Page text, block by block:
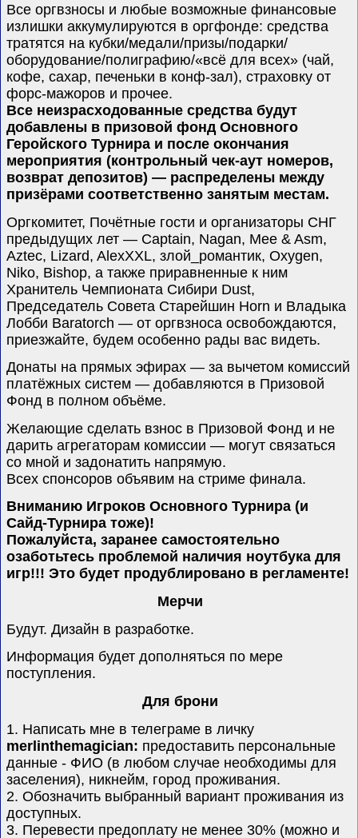
Все оргвзносы и любые возможные финансовые
излишки аккумулируются в оргфонде: средства
тратятся на кубки/медали/призы/подарки/
оборудование/полиграфию/«всё для всех» (чай,
кофе, сахар, печеньки в конф-зал), страховку от
форс-мажоров и прочее.
Все неизрасходованные средства будут
добавлены в призовой фонд Основного
Геройского Турнира и после окончания
мероприятия (контрольный чек-аут номеров,
возврат депозитов) — распределены между
призёрами соответственно занятым местам.
Оргкомитет, Почётные гости и организаторы СНГ
предыдущих лет — Captain, Nagan, Mee & Asm,
Aztec, Lizard, AlexXXL, злой_романтик, Oxygen,
Niko, Bishop,а также приравненные к ним
Хранитель Чемпионата Сибири Dust,
Председатель Совета Старейшин Horn и Владыка
Лобби Baratorch — от оргвзноса освобождаются,
приезжайте, будем особенно рады вас видеть.
Донаты на прямых эфирах — за вычетом комиссий
платёжных систем — добавляются в Призовой
Фонд в полном объёме.
Желающие сделать взнос в Призовой Фонд и не
дарить агрегаторам комиссии — могут связаться
со мной и задонатить напрямую.
Всех спонсоров объявим на стриме финала.
Вниманию Игроков Основного Турнира (и
Сайд-Турнира тоже)!
Пожалуйста, заранее самостоятельно
озаботьтесь проблемой наличия ноутбука для
игр!!! Это будет продублировано в регламенте!
Мерчи
Будут. Дизайн в разработке.
Информация будет дополняться по мере
поступления.
Для брони
1. Написать мне в телеграме в личку
merlinthemagician: предоставить персональные
данные - ФИО (в любом случае необходимы для
заселения), никнейм, город проживания.
2. Обозначить выбранный вариант проживания из
доступных.
3. Перевести предоплату не менее 30% (можно и